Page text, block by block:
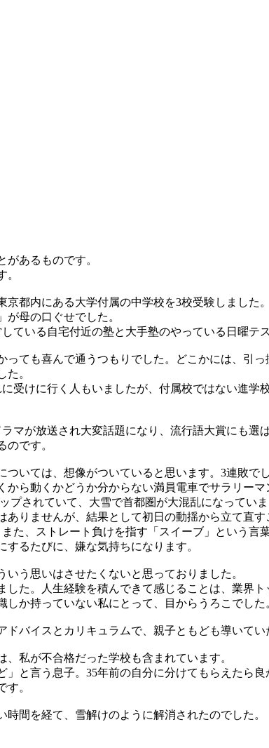
あるものです。
。
都内にある大学付属の中学校を3校受験しました
母の口ぐせでした。
ている自宅付近の塾と大手塾のやっている日曜テ
ても喜んで通うつもりでした。どこかには、引
。
受けに行く人もいましたが、付属校ではない進学
マが放送され大変話題になり、流行語大賞にも
です。
いては、想像がついていると思います。3連敗で
ら動くかどうか分からない満員電車でサラリー
されていて、大雪で首都圏が大混乱になっていま
りませんが、結果として初日の動揺から立て直
た、ストレート負けを指す「スイーブ」という言
るたびに、嫌な気持ちになります。
う思いはさせたくないと思っておりました。
た。人生経験を積んできて感じることは、業界
か持っていない私にとって、目からうろこでした
バイスとカリキュラムで、親子ともども導いてい
私が不合格だった学校も含まれています。
」と言う息子。35年前の自分に分けてもらえたら
。
間を経て、雪解けのように解消されたのでした。